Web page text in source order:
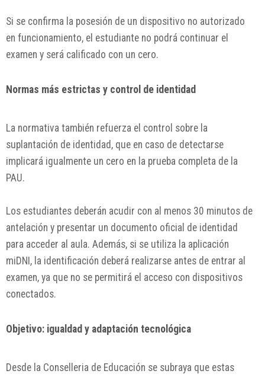
Si se confirma la posesión de un dispositivo no autorizado
en funcionamiento, el estudiante no podrá continuar el
examen y será calificado con un cero.
Normas más estrictas y control de identidad
La normativa también refuerza el control sobre la
suplantación de identidad, que en caso de detectarse
implicará igualmente un cero en la prueba completa de la
PAU.
Los estudiantes deberán acudir con al menos 30 minutos de
antelación y presentar un documento oficial de identidad
para acceder al aula. Además, si se utiliza la aplicación
miDNI, la identificación deberá realizarse antes de entrar al
examen, ya que no se permitirá el acceso con dispositivos
conectados.
Objetivo: igualdad y adaptación tecnológica
Desde la Conselleria de Educación se subraya que estas